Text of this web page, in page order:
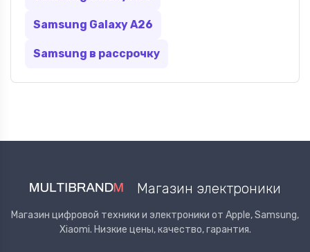
Samsung Galaxy A26
Samsung в рассрочку
Магазин электроники
Магазин цифровой техники и электроники от Apple, Samsung,
Xiaomi. Низкие цены, качество, гарантия.